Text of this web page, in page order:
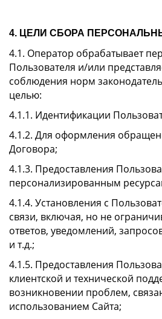
4. ЦЕЛИ СБОРА
4.1. Оператор обрабатывает
Пользователя и/или
соблюдения норм
целью:
4.1.1. Идентификации
4.1.2. Для оформления
Договора;
4.1.3. Предоставления
персонализированным
4.1.4. Установления с
связи, включая, но не
ответов, уведомлений,
и т.д.;
4.1.5. Предоставления
клиентской и технической
возникновении проблем,
использованием Сайта;